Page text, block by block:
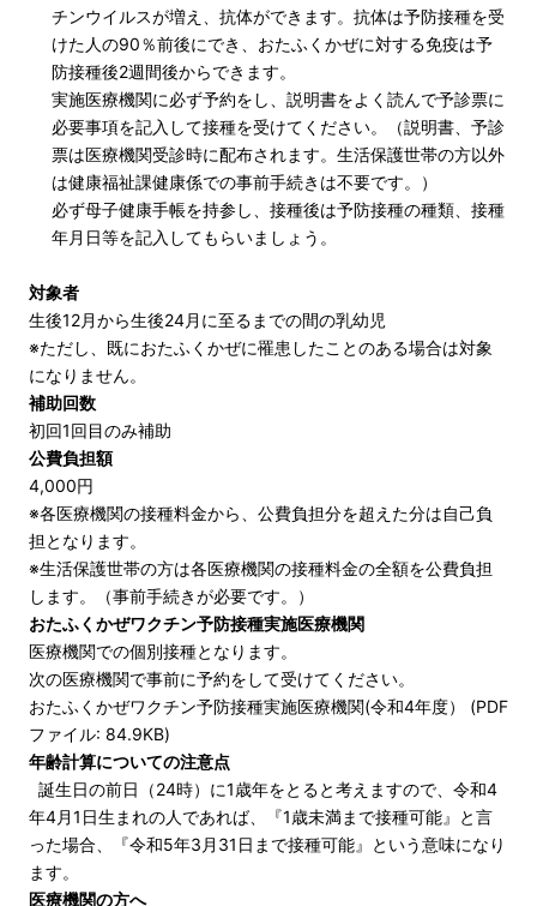
チンウイルスが増え、抗体ができます。抗体は予防接種を受
けた人の90％前後にでき、おたふくかぜに対する免疫は予
防接種後2週間後からできます。
実施医療機関に必ず予約をし、説明書をよく読んで予診票に
必要事項を記入して接種を受けてください。（説明書、予診
票は医療機関受診時に配布されます。生活保護世帯の方以外
は健康福祉課健康係での事前手続きは不要です。）
必ず母子健康手帳を持参し、接種後は予防接種の種類、接種
年月日等を記入してもらいましょう。
対象者
生後12月から生後24月に至るまでの間の乳幼児
※ただし、既におたふくかぜに罹患したことのある場合は対象
になりません。
補助回数
初回1回目のみ補助
公費負担額
4,000円
※各医療機関の接種料金から、公費負担分を超えた分は自己負
担となります。
※生活保護世帯の方は各医療機関の接種料金の全額を公費負担
します。（事前手続きが必要です。）
おたふくかぜワクチン予防接種実施医療機関
医療機関での個別接種となります。
次の医療機関で事前に予約をして受けてください。
おたふくかぜワクチン予防接種実施医療機関(令和4年度） (PDF
ファイル: 84.9KB)
年齢計算についての注意点
誕生日の前日（24時）に1歳年をとると考えますので、令和4
年4月1日生まれの人であれば、『1歳未満まで接種可能』と言
った場合、『令和5年3月31日まで接種可能』という意味になり
ます。
医療機関の方へ